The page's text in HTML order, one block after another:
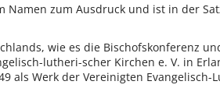
Namen zum Ausdruck und ist in der
wie es die Bischofskonferenz
lutheri-scher Kirchen e. V. in
als Werk der Vereinigten Evangelisch-